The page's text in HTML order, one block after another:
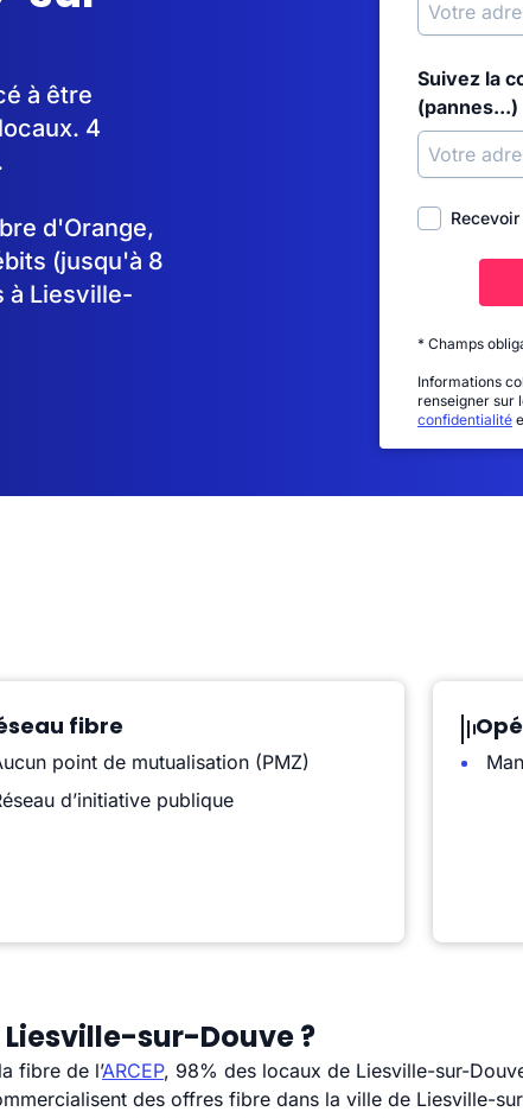
à être
4
d'Orange,
(jusqu'à 8
à Liesville-
Suivez la
(pannes...)
* Champs
Informations
renseigner sur
confidentialité
fibre
point de mutualisation (PMZ)
d’initiative publique
sur-Douve ?
fibre de l’ARCEP, 98% des locaux de Liesville-sur-
des offres fibre dans la ville de Liesville-